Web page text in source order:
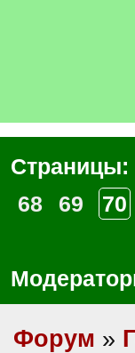
Страницы:
68
69 70
Форум »